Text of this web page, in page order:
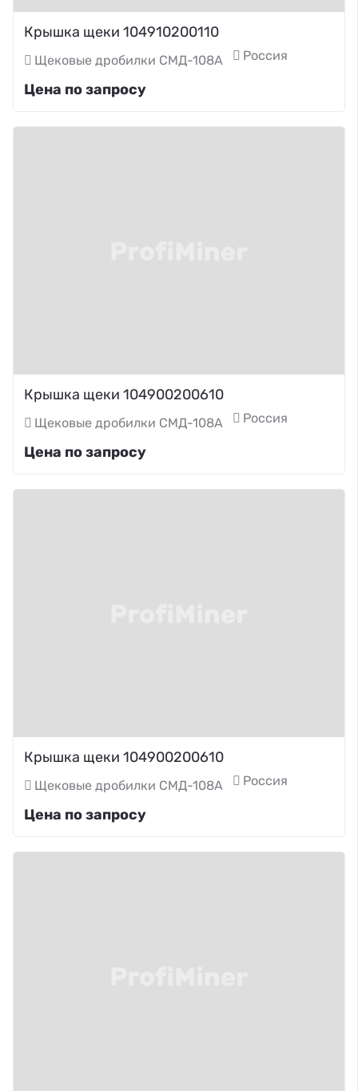
Крышка щеки 104910200110
Щековые дробилки СМД-108А Россия
Цена по запросу
Крышка щеки 104900200610
Щековые дробилки СМД-108А Россия
Цена по запросу
Крышка щеки 104900200610
Щековые дробилки СМД-108А Россия
Цена по запросу